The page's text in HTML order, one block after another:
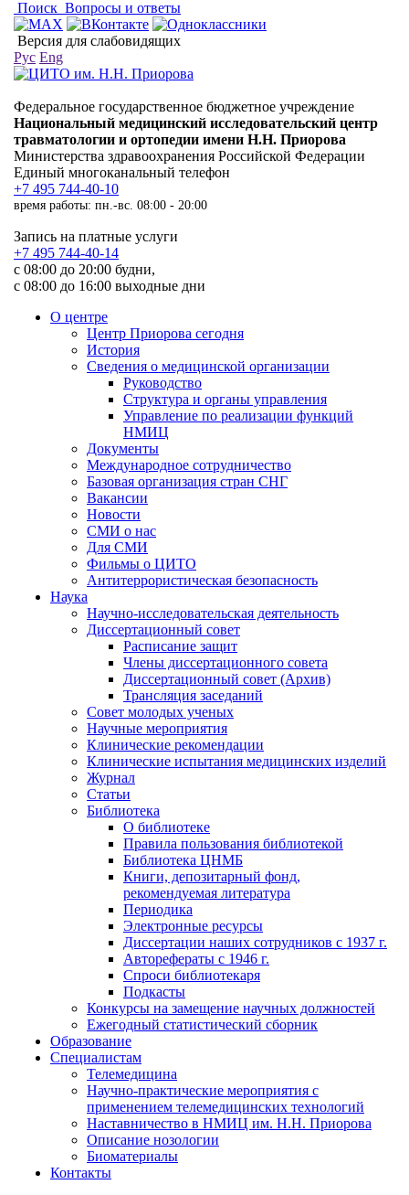
Поиск Вопросы и ответы
Версия для слабовидящих
Рус Eng
Федеральное государственное бюджетное учреждение
Национальный медицинский исследовательский центр
травматологии и ортопедии имени Н.Н. Приорова
Министерства здравоохранения Российской Федерации
Единый многоканальный телефон
+7 495 744-40-10
время работы: пн.-вс. 08:00 - 20:00
Запись на платные услуги
+7 495 744-40-14
с 08:00 до 20:00 будни,
с 08:00 до 16:00 выходные дни
О центре
Центр Приорова сегодня
История
Сведения о медицинской организации
Руководство
Структура и органы управления
Управление по реализации функций
НМИЦ
Документы
Международное сотрудничество
Базовая организация стран СНГ
Вакансии
Новости
СМИ о нас
Для СМИ
Фильмы о ЦИТО
Антитеррористическая безопасность
Наука
Научно-исследовательская деятельность
Диссертационный совет
Расписание защит
Члены диссертационного совета
Диссертационный совет (Архив)
Трансляция заседаний
Совет молодых ученых
Научные мероприятия
Клинические рекомендации
Клинические испытания медицинских изделий
Журнал
Статьи
Библиотека
О библиотеке
Правила пользования библиотекой
Библиотека ЦНМБ
Книги, депозитарный фонд,
рекомендуемая литература
Периодика
Электронные ресурсы
Диссертации наших сотрудников с 1937 г.
Авторефераты с 1946 г.
Спроси библиотекаря
Подкасты
Конкурсы на замещение научных должностей
Ежегодный статистический сборник
Образование
Специалистам
Телемедицина
Научно-практические мероприятия с
применением телемедицинских технологий
Наставничество в НМИЦ им. Н.Н. Приорова
Описание нозологии
Биоматериалы
Контакты